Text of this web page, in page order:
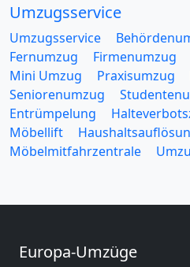
Umzugsservice
Umzugsservice
Fernumzug
Firmenumzug
Mini Umzug
Praxisumzug
Seniorenumzug
Entrümpelung
Möbellift
Möbelmitfahrzentrale
Europa-Umzüge